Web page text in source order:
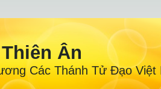
Ân
Các Thánh Tử Ðạo Việt